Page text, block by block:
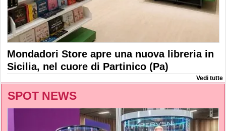
Mondadori Store apre una nuova libreria in
Sicilia, nel cuore di Partinico (Pa)
Vedi tutte
SPOT NEWS